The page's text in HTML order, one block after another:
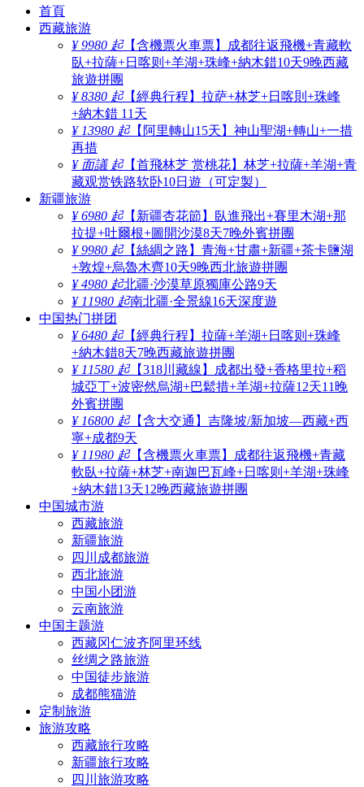
首頁
西藏旅游
¥ 9980 起【含機票火車票】成都往返飛機+青藏軟
臥+拉薩+日喀则+羊湖+珠峰+納木錯10天9晚西藏
旅遊拼團
¥ 8380 起【經典行程】拉萨+林芝+日喀則+珠峰
+納木錯 11天
¥ 13980 起【阿里轉山15天】神山聖湖+轉山+一措
再措
¥ 面議 起【首飛林芝 赏桃花】林芝+拉薩+羊湖+青
藏观赏铁路软卧10日遊（可定製）
新疆旅游
¥ 6980 起【新疆杏花節】臥進飛出+賽里木湖+那
拉提+吐爾根+圖開沙漠8天7晚外賓拼團
¥ 9980 起【絲綢之路】青海+甘肅+新疆+茶卡鹽湖
+敦煌+烏魯木齊10天9晚西北旅遊拼團
¥ 4980 起北疆·沙漠草原獨庫公路9天
¥ 11980 起南北疆·全景線16天深度遊
中国热门拼团
¥ 6480 起【經典行程】拉薩+羊湖+日喀则+珠峰
+納木錯8天7晚西藏旅遊拼團
¥ 11580 起【318川藏線】成都出發+香格里拉+稻
城亞丁+波密然烏湖+巴鬆措+羊湖+拉薩12天11晚
外賓拼團
¥ 16800 起【含大交通】吉隆坡/新加坡—西藏+西
寧+成都9天
¥ 11980 起【含機票火車票】成都往返飛機+青藏
軟臥+拉薩+林芝+南迦巴瓦峰+日喀则+羊湖+珠峰
+納木錯13天12晚西藏旅遊拼團
中国城市游
西藏旅游
新疆旅游
四川成都旅游
西北旅游
中国小团游
云南旅游
中国主题游
西藏冈仁波齐阿里环线
丝绸之路旅游
中国徒步旅游
成都熊猫游
定制旅游
旅游攻略
西藏旅行攻略
新疆旅行攻略
四川旅游攻略